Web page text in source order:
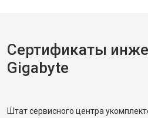
Сертификаты
Gigabyte
Штат сервисного центра